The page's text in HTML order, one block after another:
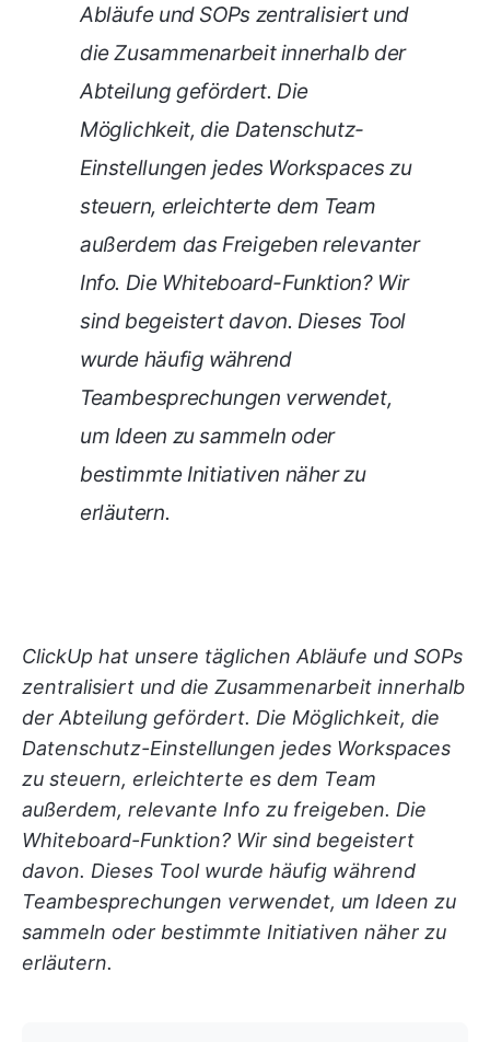
Abläufe und SOPs zentralisiert und
die Zusammenarbeit innerhalb der
Abteilung gefördert. Die
Möglichkeit, die Datenschutz-
Einstellungen jedes Workspaces zu
steuern, erleichterte dem Team
außerdem das Freigeben relevanter
Info. Die Whiteboard-Funktion? Wir
sind begeistert davon. Dieses Tool
wurde häufig während
Teambesprechungen verwendet,
um Ideen zu sammeln oder
bestimmte Initiativen näher zu
erläutern.
ClickUp hat unsere täglichen Abläufe und SOPs
zentralisiert und die Zusammenarbeit innerhalb
der Abteilung gefördert. Die Möglichkeit, die
Datenschutz-Einstellungen jedes Workspaces
zu steuern, erleichterte es dem Team
außerdem, relevante Info zu freigeben. Die
Whiteboard-Funktion? Wir sind begeistert
davon. Dieses Tool wurde häufig während
Teambesprechungen verwendet, um Ideen zu
sammeln oder bestimmte Initiativen näher zu
erläutern.